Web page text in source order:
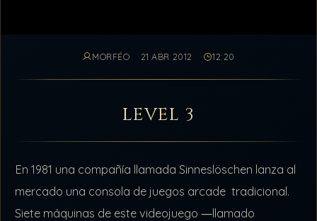
MORFÉO 21 ABR 2012 12:20
LEVEL 3
En 1981 una compañía llamada Sinneslöschen lanza al
mercado una consola de juegos arcade tradicional.
Siete máquinas de este videojuego ―llamado